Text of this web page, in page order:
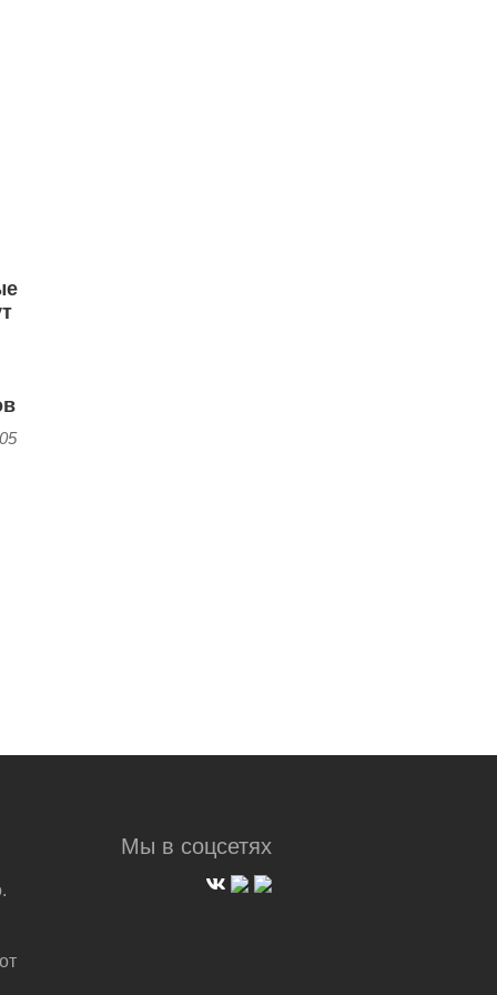
Мы в соцсетях